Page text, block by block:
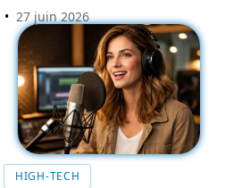
27 juin 2026
HIGH-TECH